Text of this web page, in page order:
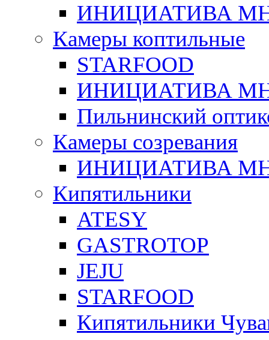
ИНИЦИАТИВА
Камеры коптильные
STARFOOD
ИНИЦИАТИВА
Пильнинский
Камеры созревания
ИНИЦИАТИВА
Кипятильники
ATESY
GASTROTOP
JEJU
STARFOOD
Кипятильники